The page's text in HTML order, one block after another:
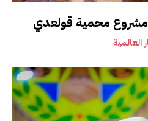
مشروع محمية قولعدي
العالمية